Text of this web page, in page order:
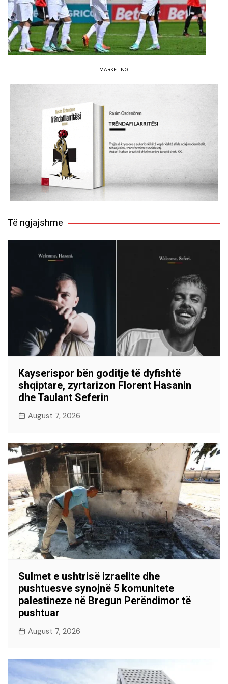
MARKETING
Të ngjajshme
Kayserispor bën goditje të dyfishtë
shqiptare, zyrtarizon Florent Hasanin
dhe Taulant Seferin
August 7, 2026
Sulmet e ushtrisë izraelite dhe
pushtuesve synojnë 5 komunitete
palestineze në Bregun Perëndimor të
pushtuar
August 7, 2026